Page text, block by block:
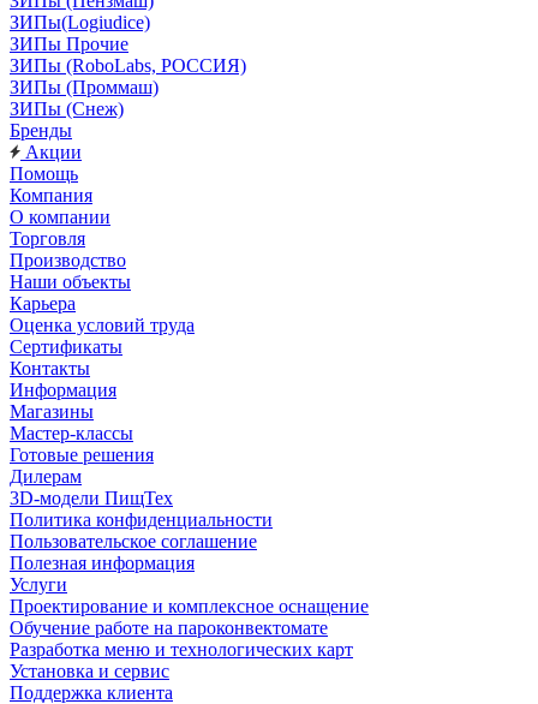
ЗИПы(Logiudice)
ЗИПы Прочие
ЗИПы (RoboLabs, РОССИЯ)
ЗИПы (Проммаш)
ЗИПы (Снеж)
Бренды
Акции
Помощь
Компания
О компании
Торговля
Производство
Наши объекты
Карьера
Оценка условий труда
Сертификаты
Контакты
Информация
Магазины
Мастер-классы
Готовые решения
Дилерам
3D-модели ПищТех
Политика конфиденциальности
Пользовательское соглашение
Полезная информация
Услуги
Проектирование и комплексное оснащение
Обучение работе на пароконвектомате
Разработка меню и технологических карт
Установка и сервис
Поддержка клиента